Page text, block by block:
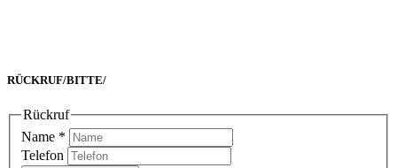
RÜCKRUF/BITTE/
Rückruf
Name *
Telefon